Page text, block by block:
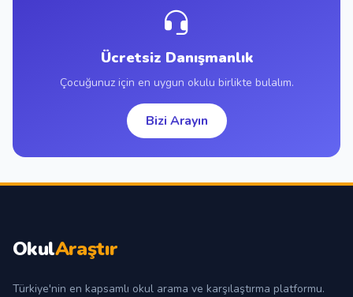
Ücretsiz Danışmanlık
Çocuğunuz için en uygun okulu birlikte bulalım.
Bizi Arayın
OkulAraştır
Türkiye'nin en kapsamlı okul arama ve karşılaştırma platformu.